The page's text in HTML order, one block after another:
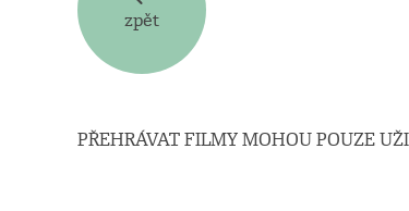
zpět
PŘEHRÁVAT FILMY MOHOU POUZE